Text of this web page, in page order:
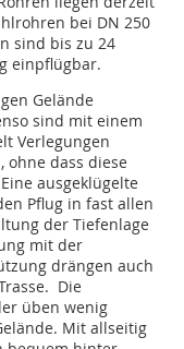
bei DN 250
sind bis zu 24
einpflügbar.
Gelände
sind mit einem
Verlegungen
ohne dass diese
ausgeklügelte
Pflug in fast allen
der Tiefenlage
mit der
drängen auch
Die
üben wenig
Mit allseitig